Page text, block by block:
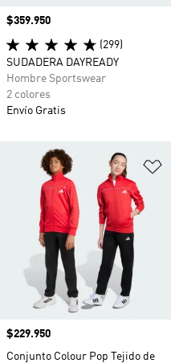
Precio
$229.950
Conjunto Colour Pop Tejido de
Precio
$359.950
(299)
SUDADERA DAYREADY
Hombre Sportswear
2 colores
Envío Gratis